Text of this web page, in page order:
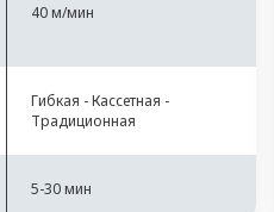
40 м/мин
Гибкая - Кассетная -
Традиционная
5-30 мин